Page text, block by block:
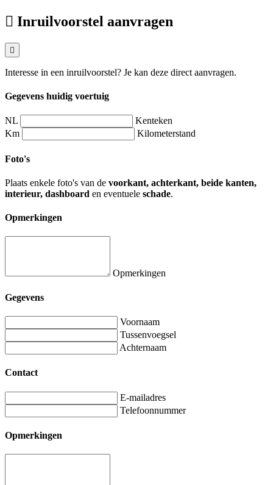
Inruilvoorstel aanvragen
Interesse in een inruilvoorstel? Je kan deze direct aanvragen.
Gegevens huidig voertuig
NL
Kenteken
Km
Kilometerstand
Foto's
Plaats enkele foto's van de voorkant, achterkant, beide kanten,
interieur, dashboard en eventuele schade.
Opmerkingen
Opmerkingen
Gegevens
Voornaam
Tussenvoegsel
Achternaam
Contact
E-mailadres
Telefoonnummer
Opmerkingen